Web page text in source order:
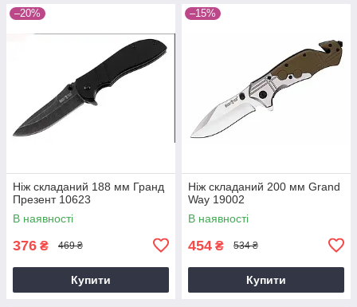
–20%
Ніж складаний 188 мм Гранд
Презент 10623
В наявності
376 ₴ 469 ₴
Купити
–15%
Ніж складаний 200 мм Grand
Way 19002
В наявності
454 ₴ 534 ₴
Купити